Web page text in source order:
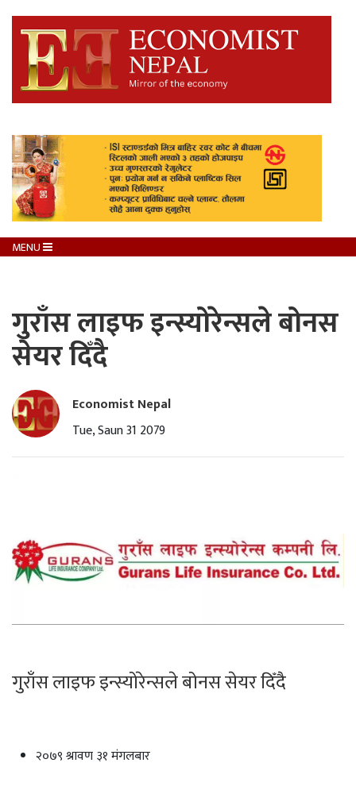
MENU
गुराँस लाइफ इन्स्योरेन्सले बोनस
सेयर दिँदै
Economist Nepal
Tue, Saun 31 2079
गुराँस लाइफ इन्स्योरेन्सले बोनस सेयर दिँदै
२०७९ श्रावण ३१ मंगलबार